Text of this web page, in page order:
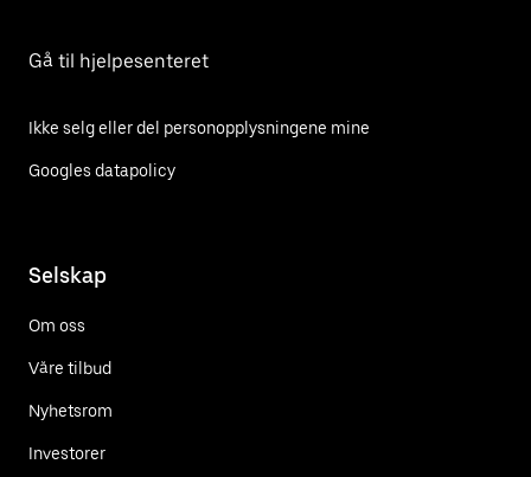
Gå til hjelpesenteret
Ikke selg eller del personopplysningene mine
Googles datapolicy
Selskap
Om oss
Våre tilbud
Nyhetsrom
Investorer